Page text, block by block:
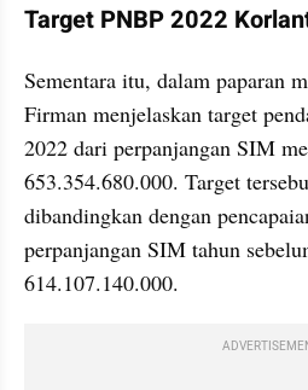
Target PNBP 2022
Sementara itu, dalam paparan
Firman menjelaskan target
2022 dari perpanjangan SIM
653.354.680.000. Target
dibandingkan dengan
perpanjangan SIM tahun
614.107.140.000.